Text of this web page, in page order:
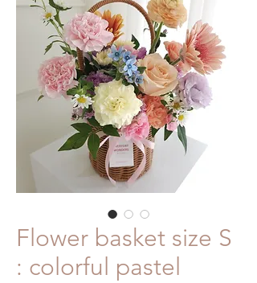
Flower basket size S
: colorful pastel